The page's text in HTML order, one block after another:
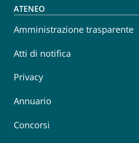
Footer menu
ATENEO
Amministrazione trasparente
Atti di notifica
Privacy
Annuario
Concorsi